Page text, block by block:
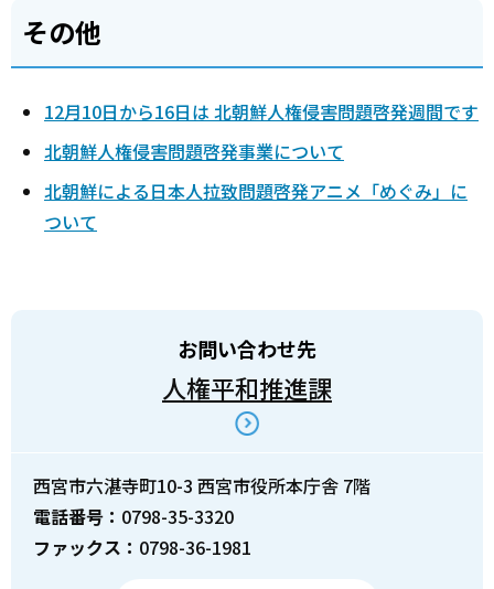
その他
12月10日から16日は 北朝鮮人権侵害問題啓発週間です
北朝鮮人権侵害問題啓発事業について
北朝鮮による日本人拉致問題啓発アニメ「めぐみ」に
ついて
お問い合わせ先
人権平和推進課
西宮市六湛寺町10-3 西宮市役所本庁舎 7階
電話番号： 0798-35-3320
ファックス： 0798-36-1981